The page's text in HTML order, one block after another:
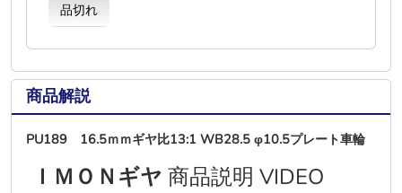
品切れ
商品解説
PU189 16.5ｍｍギヤ比13:1 WB28.5 φ10.5プレート車輪
ＩＭＯＮギヤ 商品説明 VIDEO